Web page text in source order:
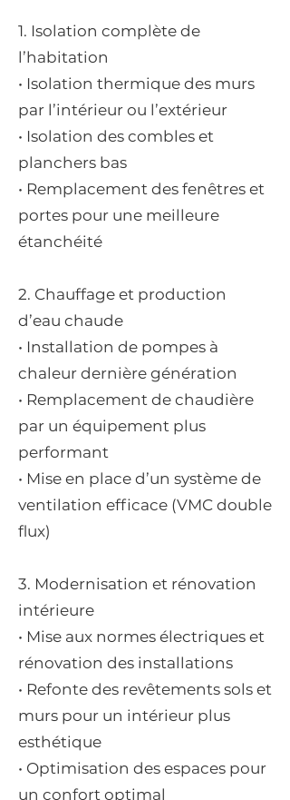
1. Isolation complète de
l’habitation
• Isolation thermique des murs
par l’intérieur ou l’extérieur
• Isolation des combles et
planchers bas
• Remplacement des fenêtres et
portes pour une meilleure
étanchéité
2. Chauffage et production
d’eau chaude
• Installation de pompes à
chaleur dernière génération
• Remplacement de chaudière
par un équipement plus
performant
• Mise en place d’un système de
ventilation efficace (VMC double
flux)
3. Modernisation et rénovation
intérieure
• Mise aux normes électriques et
rénovation des installations
• Refonte des revêtements sols et
murs pour un intérieur plus
esthétique
• Optimisation des espaces pour
un confort optimal